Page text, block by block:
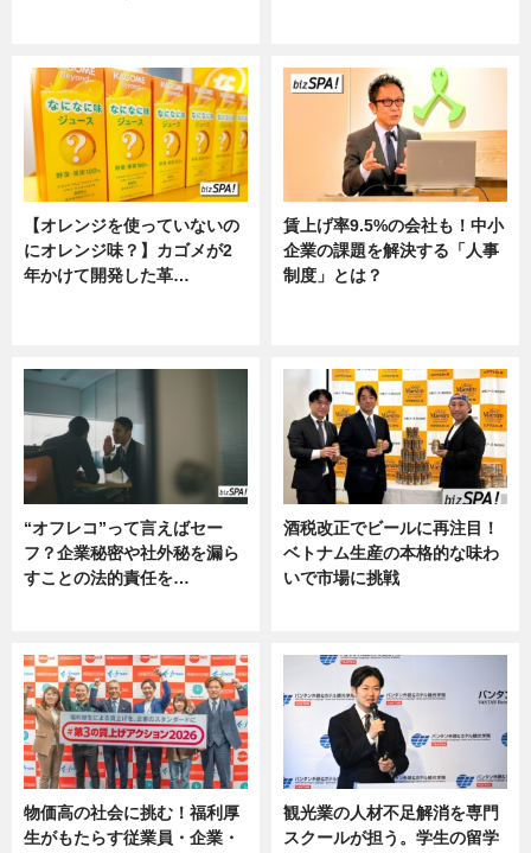
【オレンジを使っていないの
にオレンジ味？】カゴメが2
年かけて開発した革…
賃上げ率9.5%の会社も！中小
企業の課題を解決する「人事
制度」とは？
“オフレコ”って言えばセー
フ？企業秘密や社外秘を漏ら
すことの法的責任を…
酒税改正でビールに再注目！
ベトナム生産の本格的な味わ
いで市場に挑戦
物価高の社会に挑む！福利厚
生がもたらす従業員・企業・
観光業の人材不足解消を専門
スクールが担う。学生の留学